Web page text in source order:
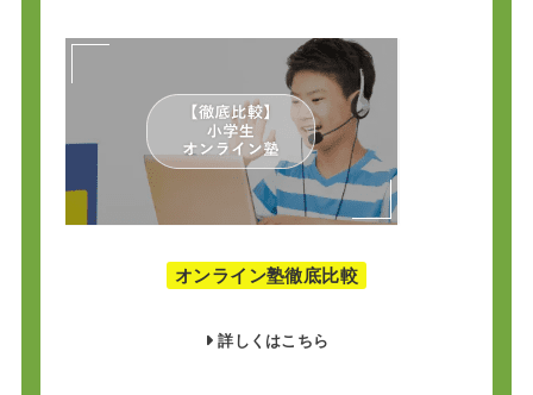
オンライン塾徹底比較
詳しくはこちら